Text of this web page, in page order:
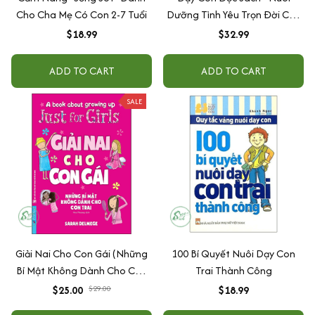
Cho Cha Mẹ Có Con 2-7 Tuổi
$18.99
ADD TO CART
Dưỡng Tình Yêu Trọn Đời Của
Con Dành Cho Sách
$32.99
ADD TO CART
SALE
Giải Nai Cho Con Gái (Những
Bí Mật Không Dành Cho Con
Trai)
$25.00 $29.00
100 Bí Quyết Nuôi Dạy Con
Trai Thành Công
$18.99